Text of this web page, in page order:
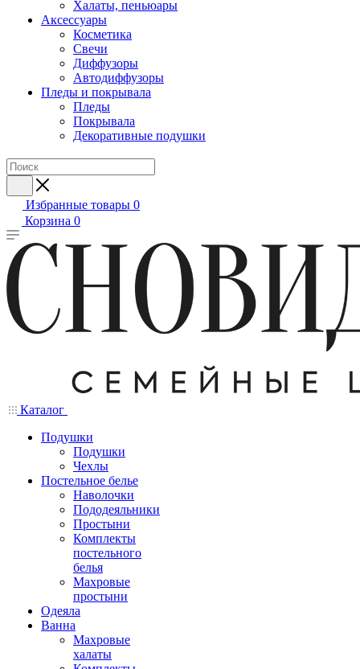
Халаты, пеньюары
Аксессуары
Косметика
Свечи
Диффузоры
Автодиффузоры
Пледы и покрывала
Пледы
Покрывала
Декоративные подушки
Избранные товары 0
Корзина 0
Каталог
Подушки
Подушки
Чехлы
Постельное белье
Наволочки
Пододеяльники
Простыни
Комплекты
постельного
белья
Махровые
простыни
Одеяла
Ванна
Махровые
халаты